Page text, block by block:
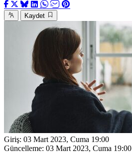
Kaydet
Giriş: 03 Mart 2023, Cuma 19:00
Güncelleme: 03 Mart 2023, Cuma 19:00